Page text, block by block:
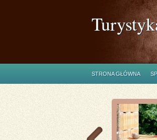
STRONA GŁÓWNA